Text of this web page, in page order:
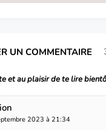
UN COMMENTAIRE
et au plaisir de te lire
2023 à 21:34